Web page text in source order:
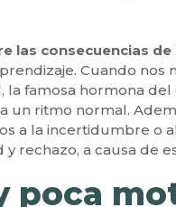
las consecuencias
Cuando
famosa hormona
un ritmo normal.
a la incertidumbre o
rechazo, a causa de
poca